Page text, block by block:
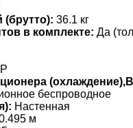
(брутто): 36.1 кг
в комплекте: Да
беспроводное
Настенная
м